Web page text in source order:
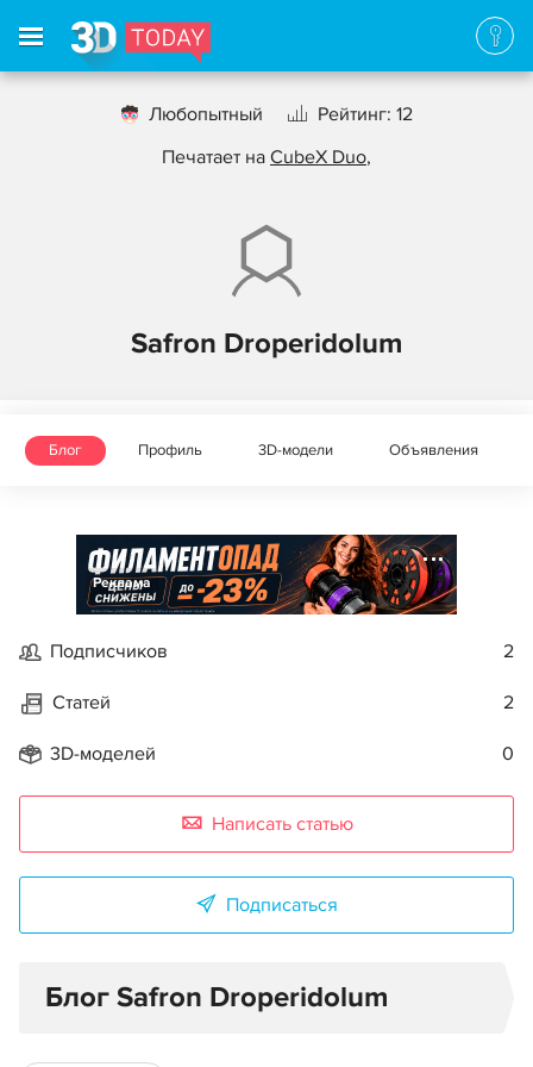
Любопытный
Рейтинг: 12
Печатает на CubeX Duo,
Safron Droperidolum
Блог Профиль 3D-модели Объявления
Реклама
Подписчиков 2
Статей 2
3D-моделей 0
Написать статью
Подписаться
Блог Safron Droperidolum